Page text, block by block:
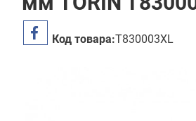
Код товара:T830003XL